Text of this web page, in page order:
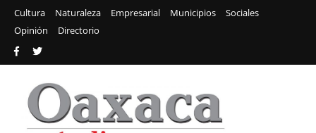
Cultura Naturaleza Empresarial Municipios
Sociales
Opinión
Directorio